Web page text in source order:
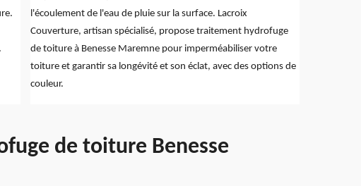
l'écoulement de l'eau de pluie sur la surface. Lacroix
Couverture, artisan spécialisé, propose traitement hydrofuge
de toiture à Benesse Maremne pour imperméabiliser votre
toiture et garantir sa longévité et son éclat, avec des options de
couleur.
de toiture Benesse